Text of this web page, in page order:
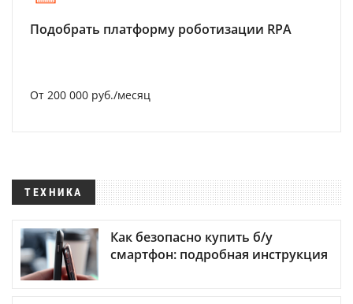
Подобрать платформу роботизации RPA
От 200 000 руб./месяц
ТЕХНИКА
Как безопасно купить б/у
смартфон: подробная инструкция